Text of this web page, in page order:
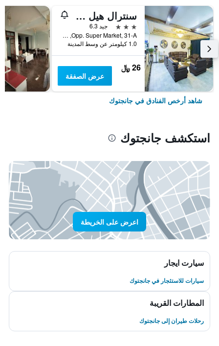
سنترال هيل ريزورت جانجتوك
3 نجوم
جيد 6.3
Opp. Super Market, 31-A, جانجتوك, الهند
1.0 كيلومتر عن وسط المدينة
26 ﷼
عرض الصفقة
شاهد أرخص الفنادق في جانجتوك
استكشف جانجتوك
اعرض على الخريطة
سيارت ايجار
سيارات للاستئجار في جانجتوك
المطارات القريبة
رحلات طيران إلى جانجتوك